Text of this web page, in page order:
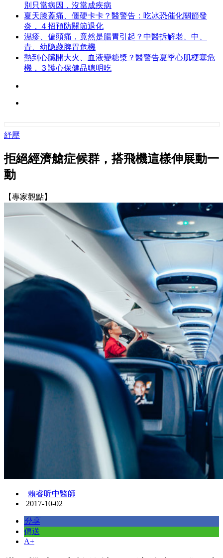
別只當病因，沒當成疾病
夏天膝蓋痛、僵硬卡卡？醫警告：吃冰恐催化關節發
炎，４招預防關節退化
濕疹、偏頭痛，竟然是腸胃引起？中醫拆解老、中、
青、幼隐藏脾胃危機
熱到心臟開大火、血液變糖漿？醫警告夏季心肌梗塞危
機，３護心保健品聰明吃
紓壓
拒絕經濟艙症候群，搭飛機這樣伸展動一
動
【專家觀點】
賴睿昕中醫師
2017-10-02
分享
傳送
A+